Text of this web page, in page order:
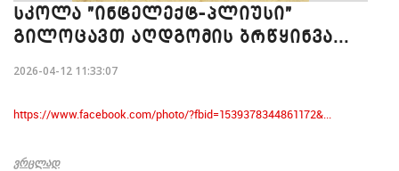
ᲡᲙᲝᲚᲐ "ᲘᲜᲢᲔᲚᲔᲥᲢ-ᲞᲚᲘᲣᲡᲘ"
ᲒᲘᲚᲝᲪᲐᲕᲗ ᲐᲦᲓᲒᲝᲛᲘᲡ ᲑᲠᲬᲧᲘᲜᲕᲐ...
2026-04-12 11:33:07
https://www.facebook.com/photo/?fbid=1539378344861172&...
ᲕᲠᲪᲚᲐᲓ